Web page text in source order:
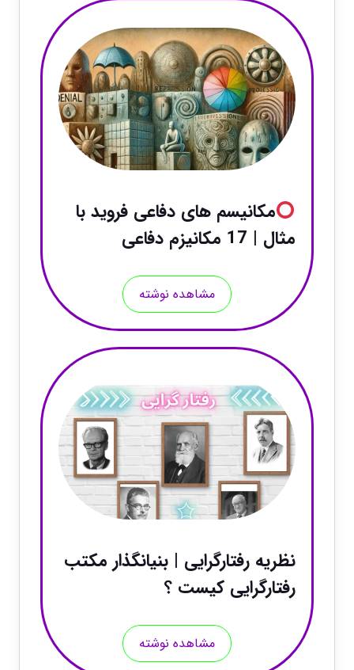
مکانیسم های دفاعی فروید با
مثال | 17 مکانیزم دفاعی
مشاهده نوشته
نظریه رفتارگرایی | بنیانگذار مکتب
رفتارگرایی کیست ؟
مشاهده نوشته